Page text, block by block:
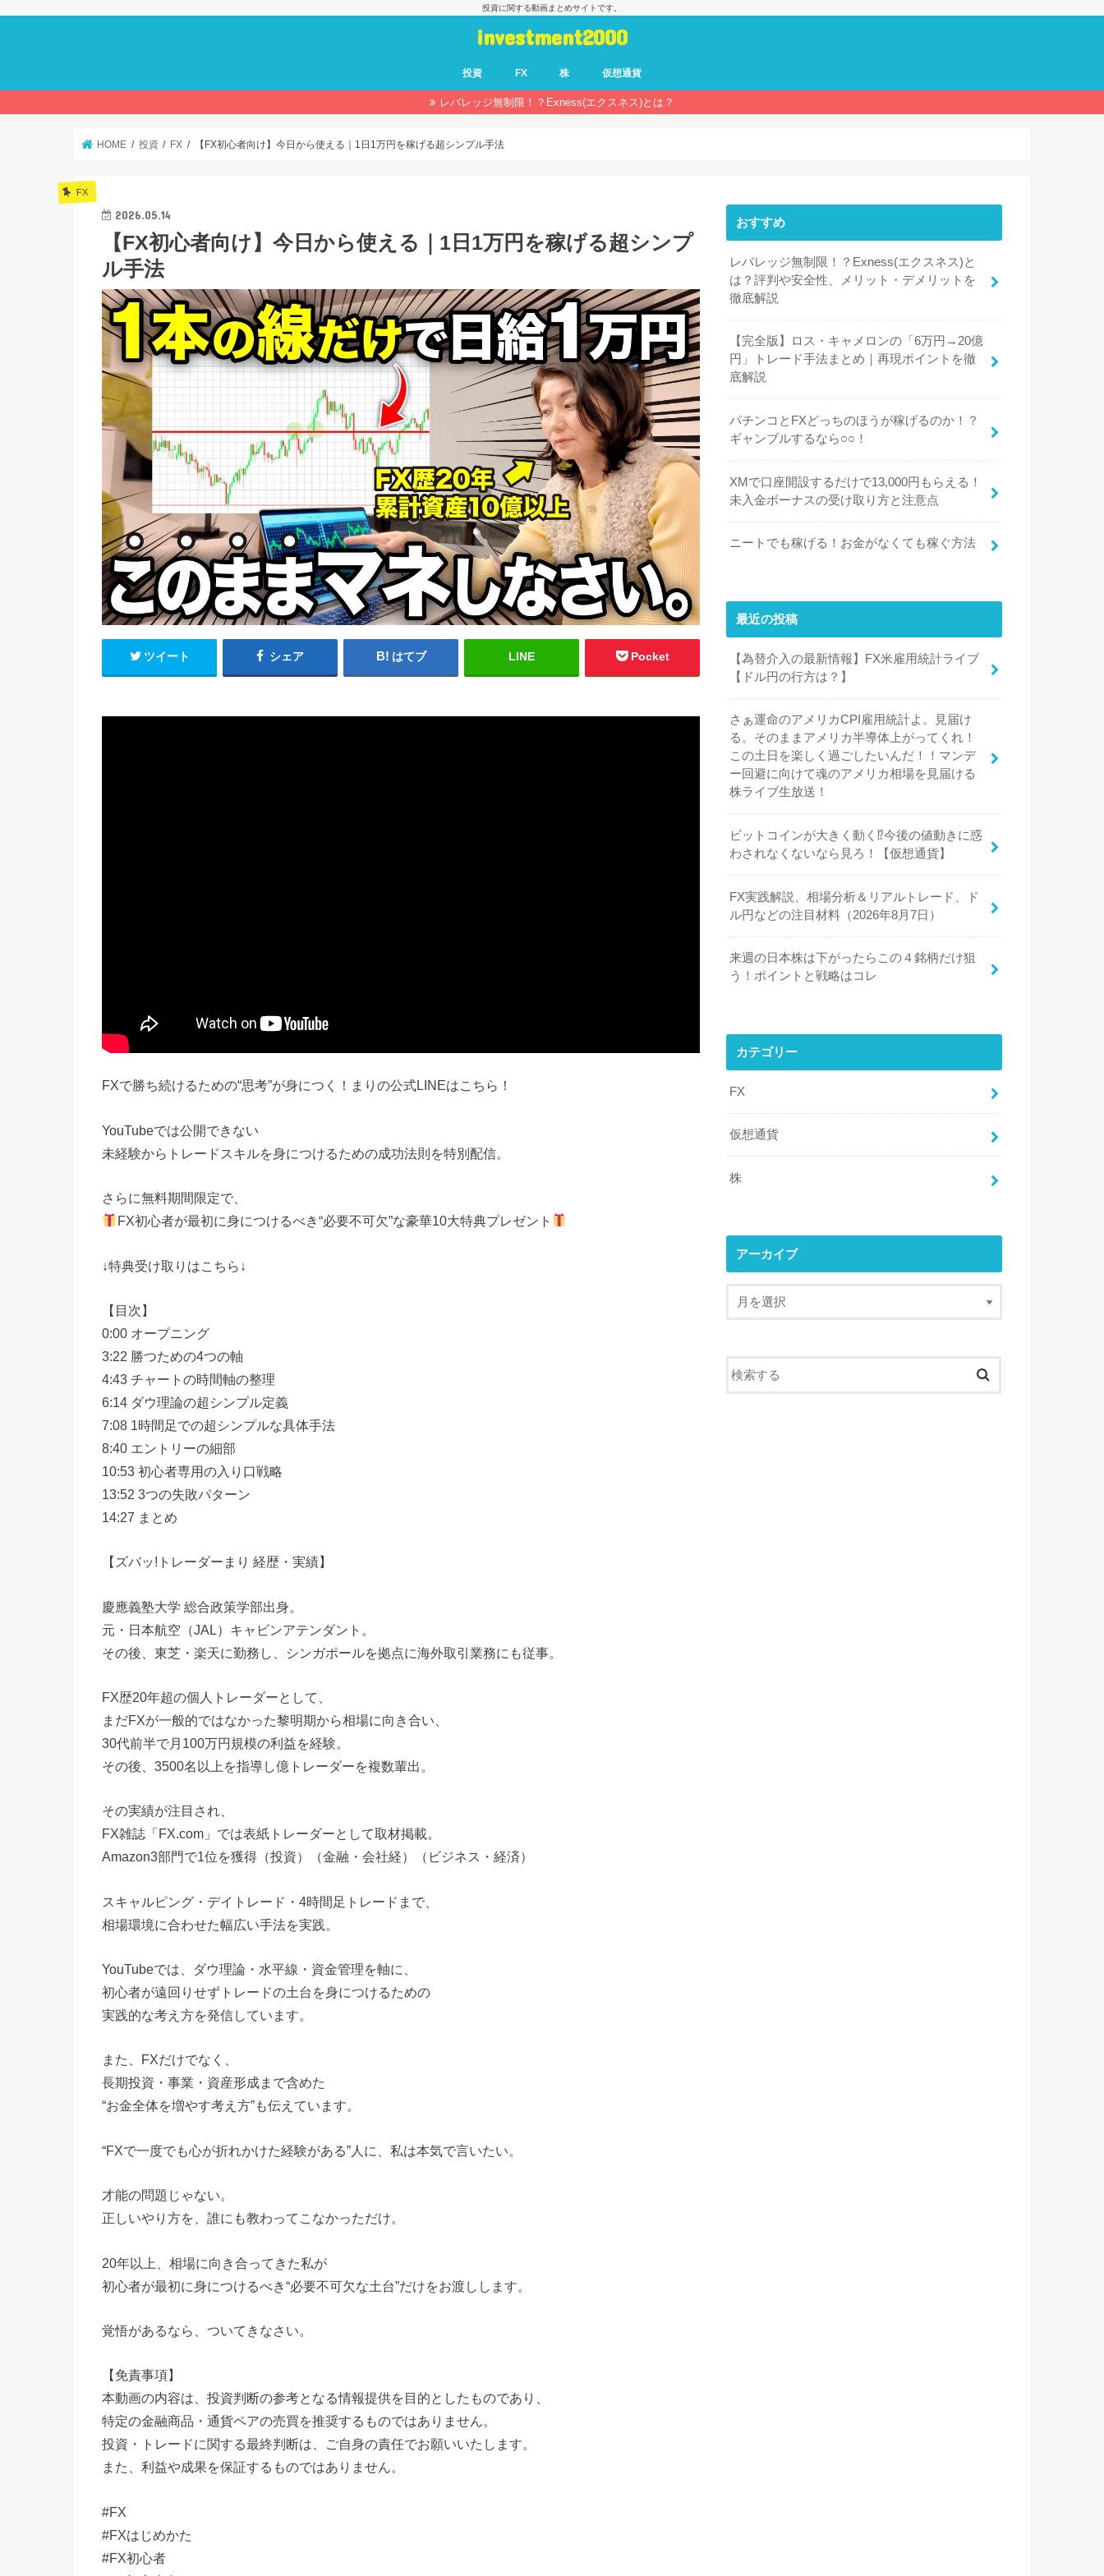
投資に関する動画まとめサイトです。
investment2000
投資 FX 株 仮想通貨
レバレッジ無制限！？Exness(エクスネス)とは？
HOME 投資 FX 【FX初心者向け】今日から使える｜1日1万円を稼げる超シンプル手法
FX
2026.05.14
【FX初心者向け】今日から使える｜1日1万円を稼げる超シンプ
ル手法
ツイート シェア はてブ LINE Pocket
FXで勝ち続けるための“思考”が身につく！まりの公式LINEはこちら！
YouTubeでは公開できない
未経験からトレードスキルを身につけるための成功法則を特別配信。
さらに無料期間限定で、
FX初心者が最初に身につけるべき“必要不可欠”な豪華10大特典プレゼント
↓特典受け取りはこちら↓
【目次】
0:00 オープニング
3:22 勝つための4つの軸
4:43 チャートの時間軸の整理
6:14 ダウ理論の超シンプル定義
7:08 1時間足での超シンプルな具体手法
8:40 エントリーの細部
10:53 初心者専用の入り口戦略
13:52 3つの失敗パターン
14:27 まとめ
【ズバッ!トレーダーまり 経歴・実績】
慶應義塾大学 総合政策学部出身。
元・日本航空（JAL）キャビンアテンダント。
その後、東芝・楽天に勤務し、シンガポールを拠点に海外取引業務にも従事。
FX歴20年超の個人トレーダーとして、
まだFXが一般的ではなかった黎明期から相場に向き合い、
30代前半で月100万円規模の利益を経験。
その後、3500名以上を指導し億トレーダーを複数輩出。
その実績が注目され、
FX雑誌「FX.com」では表紙トレーダーとして取材掲載。
Amazon3部門で1位を獲得（投資）（金融・会社経）（ビジネス・経済）
スキャルピング・デイトレード・4時間足トレードまで、
相場環境に合わせた幅広い手法を実践。
YouTubeでは、ダウ理論・水平線・資金管理を軸に、
初心者が遠回りせずトレードの土台を身につけるための
実践的な考え方を発信しています。
また、FXだけでなく、
長期投資・事業・資産形成まで含めた
“お金全体を増やす考え方”も伝えています。
“FXで一度でも心が折れかけた経験がある”人に、私は本気で言いたい。
才能の問題じゃない。
正しいやり方を、誰にも教わってこなかっただけ。
20年以上、相場に向き合ってきた私が
初心者が最初に身につけるべき“必要不可欠な土台”だけをお渡しします。
覚悟があるなら、ついてきなさい。
【免責事項】
本動画の内容は、投資判断の参考となる情報提供を目的としたものであり、
特定の金融商品・通貨ペアの売買を推奨するものではありません。
投資・トレードに関する最終判断は、ご自身の責任でお願いいたします。
また、利益や成果を保証するものではありません。
#FX
#FXはじめかた
#FX初心者
おすすめ
レバレッジ無制限！？Exness(エクスネス)と
は？評判や安全性、メリット・デメリットを
徹底解説
【完全版】ロス・キャメロンの「6万円→20億
円」トレード手法まとめ｜再現ポイントを徹
底解説
パチンコとFXどっちのほうが稼げるのか！？
ギャンブルするなら○○！
XMで口座開設するだけで13,000円もらえる！
未入金ボーナスの受け取り方と注意点
ニートでも稼げる！お金がなくても稼ぐ方法
最近の投稿
【為替介入の最新情報】FX米雇用統計ライブ
【ドル円の行方は？】
さぁ運命のアメリカCPI雇用統計よ。見届け
る。そのままアメリカ半導体上がってくれ！
この土日を楽しく過ごしたいんだ！！マンデ
ー回避に向けて魂のアメリカ相場を見届ける
株ライブ生放送！
ビットコインが大きく動く⁉今後の値動きに惑
わされなくないなら見ろ！【仮想通貨】
FX実践解説、相場分析＆リアルトレード、ド
ル円などの注目材料（2026年8月7日）
来週の日本株は下がったらこの４銘柄だけ狙
う！ポイントと戦略はコレ
カテゴリー
FX
仮想通貨
株
アーカイブ